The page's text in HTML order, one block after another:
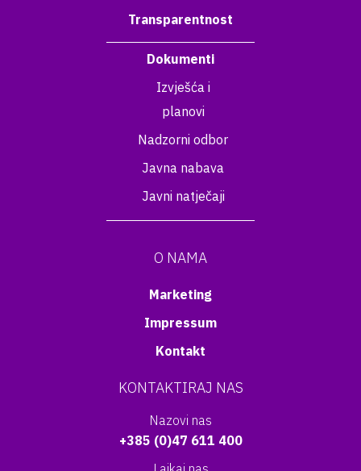
Transparentnost
Dokumenti
Izvješća i
planovi
Nadzorni odbor
Javna nabava
Javni natječaji
O NAMA
Marketing
Impressum
Kontakt
KONTAKTIRAJ NAS
Nazovi nas
+385 (0)47 611 400